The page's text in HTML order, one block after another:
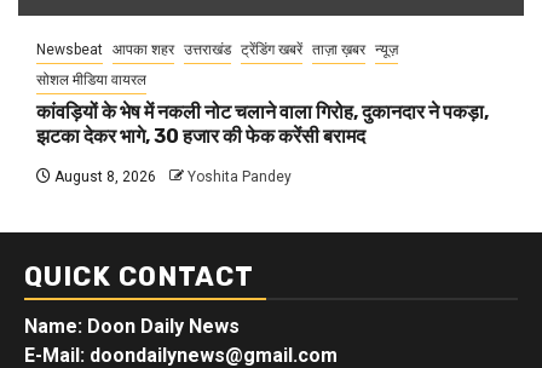
Newsbeat आपका शहर उत्तराखंड ट्रेंडिंग खबरें ताज़ा ख़बर न्यूज़
सोशल मीडिया वायरल
कांवड़ियों के भेष में नकली नोट चलाने वाला गिरोह, दुकानदार ने पकड़ा,
झटका देकर भागे, 30 हजार की फेक करेंसी बरामद
August 8, 2026 Yoshita Pandey
QUICK CONTACT
Name: Doon Daily News
E-Mail: doondailynews@gmail.com